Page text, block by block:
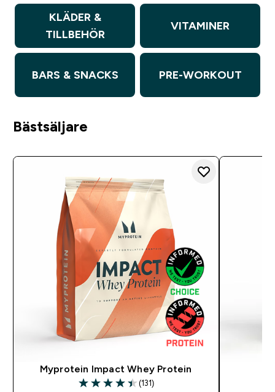
KLÄDER &
TILLBEHÖR
VITAMINER
BARS & SNACKS PRE-WORKOUT
Bästsäljare
Myprotein Impact Whey Protein
4.42 out of 5 stars
(131)